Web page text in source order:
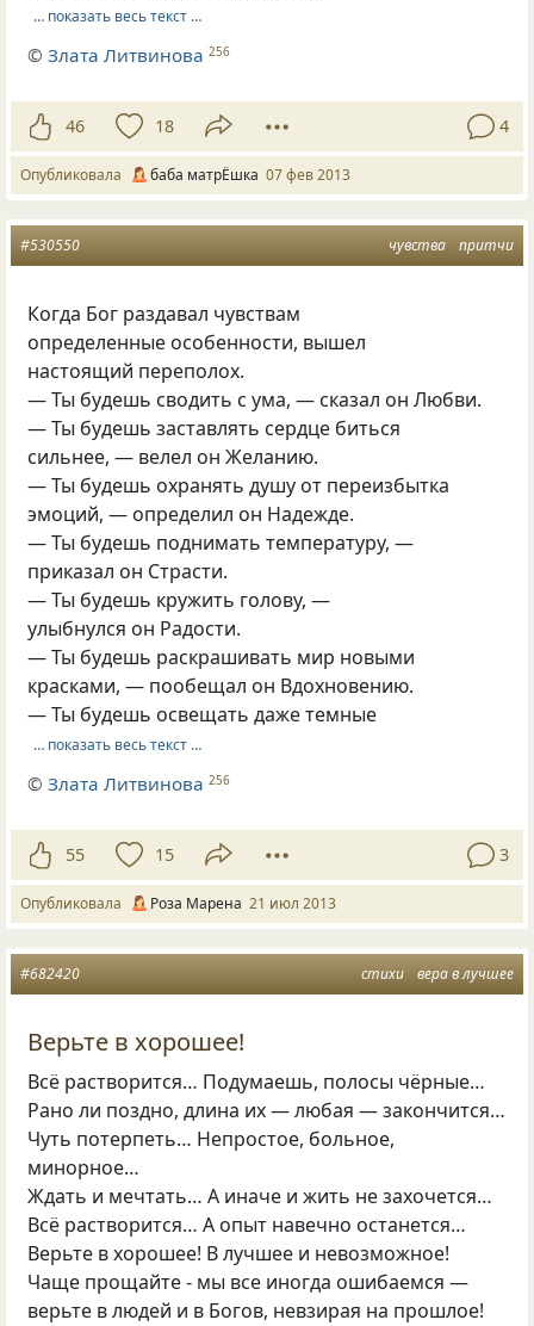
… показать весь текст …
©Злата Литвинова 256
46 18 4
Опубликовала баба матрЁшка 07 фев 2013
чувства притчи
#530550
Когда Бог раздавал чувствам
определенные особенности, вышел
настоящий переполох.
— Ты будешь сводить с ума, — сказал он Любви.
— Ты будешь заставлять сердце биться
сильнее, — велел он Желанию.
— Ты будешь охранять душу от переизбытка
эмоций, — определил он Надежде.
— Ты будешь поднимать температуру, —
приказал он Страсти.
— Ты будешь кружить голову, —
улыбнулся он Радости.
— Ты будешь раскрашивать мир новыми
красками, — пообещал он Вдохновению.
— Ты будешь освещать даже темные
… показать весь текст …
©Злата Литвинова 256
55 15 3
Опубликовала Роза Марена 21 июл 2013
стихи вера в лучшее
#682420
Верьте в хорошее!
Всё растворится… Подумаешь, полосы чёрные…
Рано ли поздно, длина их — любая — закончится…
Чуть потерпеть… Непростое, больное,
минорное…
Ждать и мечтать… А иначе и жить не захочется…
Всё растворится… А опыт навечно останется…
Верьте в хорошее! В лучшее и невозможное!
Чаще прощайте - мы все иногда ошибаемся —
верьте в людей и в Богов, невзирая на прошлое!